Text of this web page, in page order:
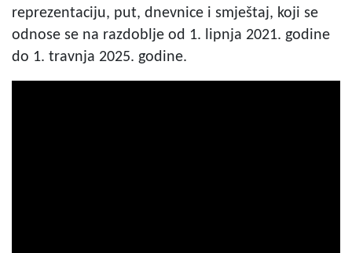
reprezentaciju, put, dnevnice i smještaj, koji se
odnose se na razdoblje od 1. lipnja 2021. godine
do 1. travnja 2025. godine.